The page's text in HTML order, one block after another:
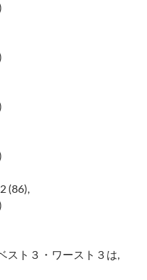
(86),
スト３・ワースト３は,